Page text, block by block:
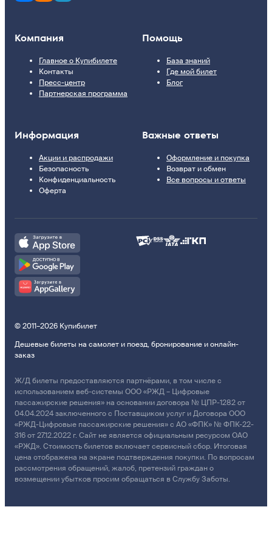
Компания
Главное о Купибилете
Контакты
Пресс-центр
Партнерская программа
Помощь
База знаний
Где мой билет
Блог
Информация
Акции и распродажи
Безопасность
Конфиденциальность
Оферта
Важные ответы
Оформление и покупка
Возврат и обмен
Все вопросы и ответы
© 2011–2026 Купибилет
Дешевые билеты на самолет и поезд, бронирование и онлайн-
заказ
Ж/Д билеты предоставляются партнёрами, в том числе с
использованием веб-системы ООО «РЖД – Цифровые
пассажирские решения» на основании договора № ЦПР-1282 от
04.04.2024 заключенного с Поставщиком услуг и Договора ООО
«РЖД-Цифровые пассажирские решения» с АО «ФПК» № ФПК-22-
316 от 27.12.2022 г. Сайт не является официальным ресурсом ОАО
«РЖД». Стоимость билетов включает сервисный сбор. Итоговая
цена отображена на экране подтверждения покупки. По вопросам
рассмотрения обращений, жалоб, претензий граждан о
возмещении убытков просим обращаться в Службу Заботы.